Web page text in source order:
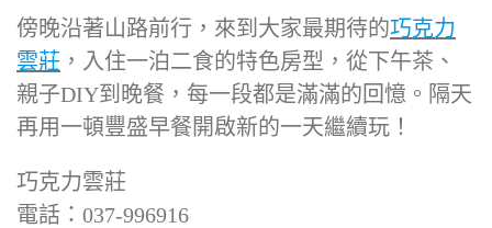
傍晚沿著山路前行，來到大家最期待的巧克力
雲莊 ，入住一泊二食的特色房型，從下午茶、
親子DIY到晚餐，每一段都是滿滿的回憶。隔天
再用一頓豐盛早餐開啟新的一天繼續玩！
巧克力雲莊
電話：037-996916